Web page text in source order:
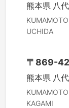
熊本県 八
UCHIDA
〒 869-
熊本県 八
KAGAMI